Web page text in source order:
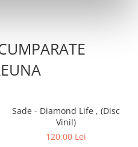
Sade - Diamond Life , (Disc
Vinil)
120,00 Lei